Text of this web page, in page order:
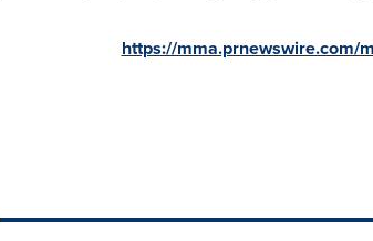
https://mma.prnewswire.com/